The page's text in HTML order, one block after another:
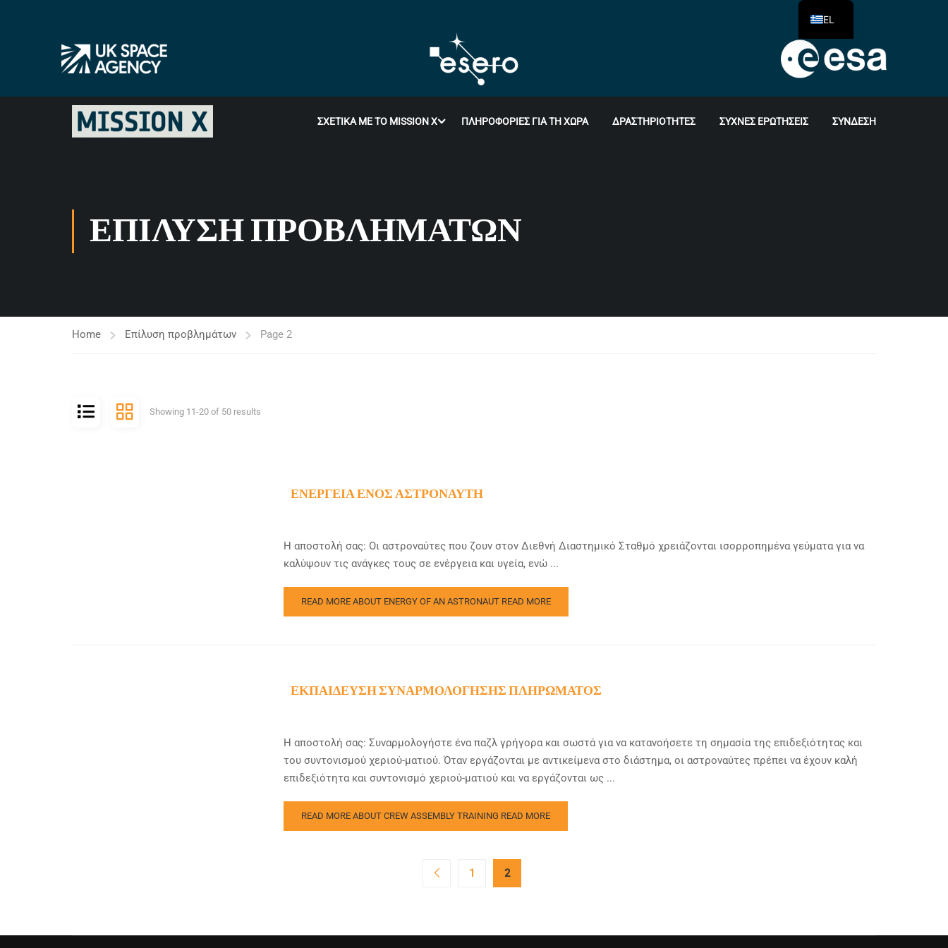
ΣΧΕΤΙΚΆ ΜΕ ΤΟ MISSION X ΠΛΗΡΟΦΟΡΊΕΣ ΓΙΑ ΤΗ ΧΏΡΑ ΔΡΑΣΤΗΡΙΌΤΗΤΕΣ ΣΥΧΝΈΣ ΕΡΩΤΉΣΕΙΣ ΣΎΝΔΕΣΗ
ΕΠΊΛΥΣΗ ΠΡΟΒΛΗΜΆΤΩΝ
Home Επίλυση προβλημάτων Page 2
Showing 11-20 of 50 results
ΕΝΈΡΓΕΙΑ ΕΝΌΣ ΑΣΤΡΟΝΑΎΤΗ
Η αποστολή σας: Οι αστροναύτες που ζουν στον Διεθνή Διαστημικό Σταθμό χρειάζονται ισορροπημένα γεύματα για να
καλύψουν τις ανάγκες τους σε ενέργεια και υγεία, ενώ ...
READ MORE ABOUT ENERGY OF AN ASTRONAUT READ MORE
ΕΚΠΑΊΔΕΥΣΗ ΣΥΝΑΡΜΟΛΌΓΗΣΗΣ ΠΛΗΡΏΜΑΤΟΣ
Η αποστολή σας: Συναρμολογήστε ένα παζλ γρήγορα και σωστά για να κατανοήσετε τη σημασία της επιδεξιότητας και
του συντονισμού χεριού-ματιού. Όταν εργάζονται με αντικείμενα στο διάστημα, οι αστροναύτες πρέπει να έχουν καλή
επιδεξιότητα και συντονισμό χεριού-ματιού και να εργάζονται ως ...
READ MORE ABOUT CREW ASSEMBLY TRAINING READ MORE
1 2
EL